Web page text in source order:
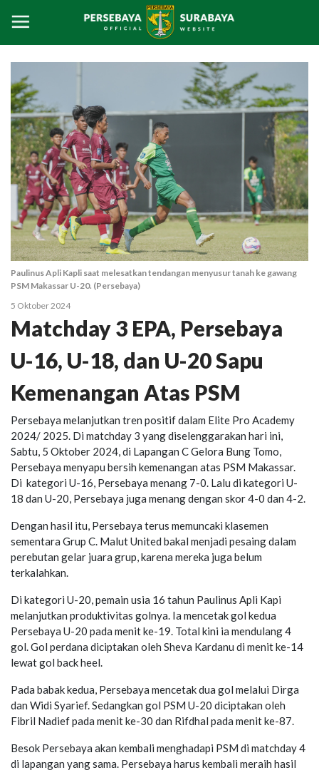
Paulinus Apli Kapli saat melesatkan tendangan menyusur tanah ke gawang
PSM Makassar U-20. (Persebaya)
5 Oktober 2024
Matchday 3 EPA, Persebaya
U-16, U-18, dan U-20 Sapu
Kemenangan Atas PSM
Persebaya melanjutkan tren positif dalam Elite Pro Academy
2024/ 2025. Di matchday 3 yang diselenggarakan hari ini,
Sabtu, 5 Oktober 2024, di Lapangan C Gelora Bung Tomo,
Persebaya menyapu bersih kemenangan atas PSM Makassar.
Di kategori U-16, Persebaya menang 7-0. Lalu di kategori U-
18 dan U-20, Persebaya juga menang dengan skor 4-0 dan 4-2.
Dengan hasil itu, Persebaya terus memuncaki klasemen
sementara Grup C. Malut United bakal menjadi pesaing dalam
perebutan gelar juara grup, karena mereka juga belum
terkalahkan.
Di kategori U-20, pemain usia 16 tahun Paulinus Apli Kapi
melanjutkan produktivitas golnya. Ia mencetak gol kedua
Persebaya U-20 pada menit ke-19. Total kini ia mendulang 4
gol. Gol perdana diciptakan oleh Sheva Kardanu di menit ke-14
lewat gol back heel.
Pada babak kedua, Persebaya mencetak dua gol melalui Dirga
dan Widi Syarief. Sedangkan gol PSM U-20 diciptakan oleh
Fibril Nadief pada menit ke-30 dan Rifdhal pada menit ke-87.
Besok Persebaya akan kembali menghadapi PSM di matchday 4
di lapangan yang sama. Persebaya harus kembali meraih hasil